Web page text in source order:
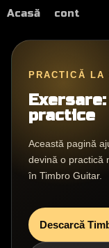
Acasă cont
PRACTICĂ LA
practice
Această pagină
devină o practică
în Timbro Guitar.
Descarcă